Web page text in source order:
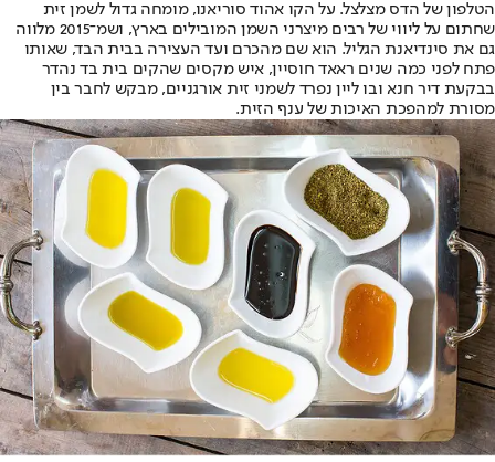
הטלפון של הדס מצלצל. על הקו אהוד סוריאנו, מומחה גדול לשמן זית
שחתום על ליווי של רבים מיצרני השמן המובילים בארץ, ושמ־2015 מלווה
גם את סינדיאנת הגליל. הוא שם מהכרם ועד העצירה בבית הבד, שאותו
פתח לפני כמה שנים ראאד חוסיין, איש מקסים שהקים בית בד נהדר
בבקעת דיר חנא ובו ליין נפרד לשמני זית אורגניים, מבקש לחבר בין
מסורת למהפכת האיכות של ענף הזית.